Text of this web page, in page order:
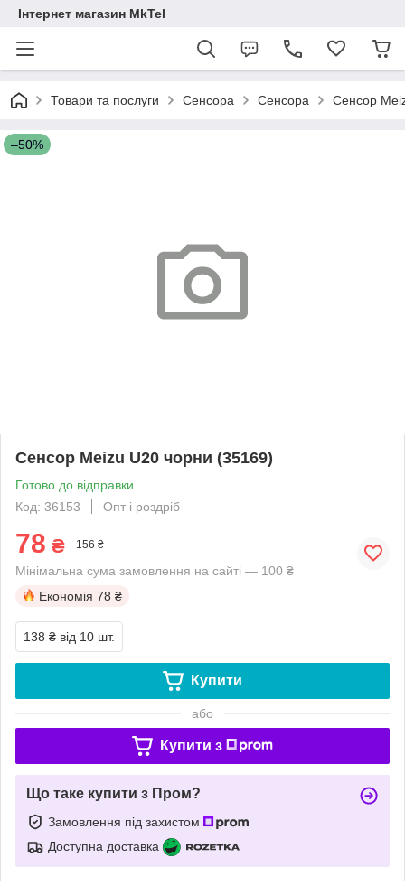
Інтернет магазин MkTel
Товари та послуги Сенсора Сенсора Сенсор
–50%
Сенсор Meizu U20 чорни (35169)
Готово до відправки
Код: 36153
Опт і роздріб
78 ₴ 156 ₴
Мінімальна сума замовлення на сайті — 100 ₴
Економія 78 ₴
138 ₴ від 10 шт.
Купити
або
Купити з
Що таке купити з Пром?
Замовлення під захистом
Доступна доставка